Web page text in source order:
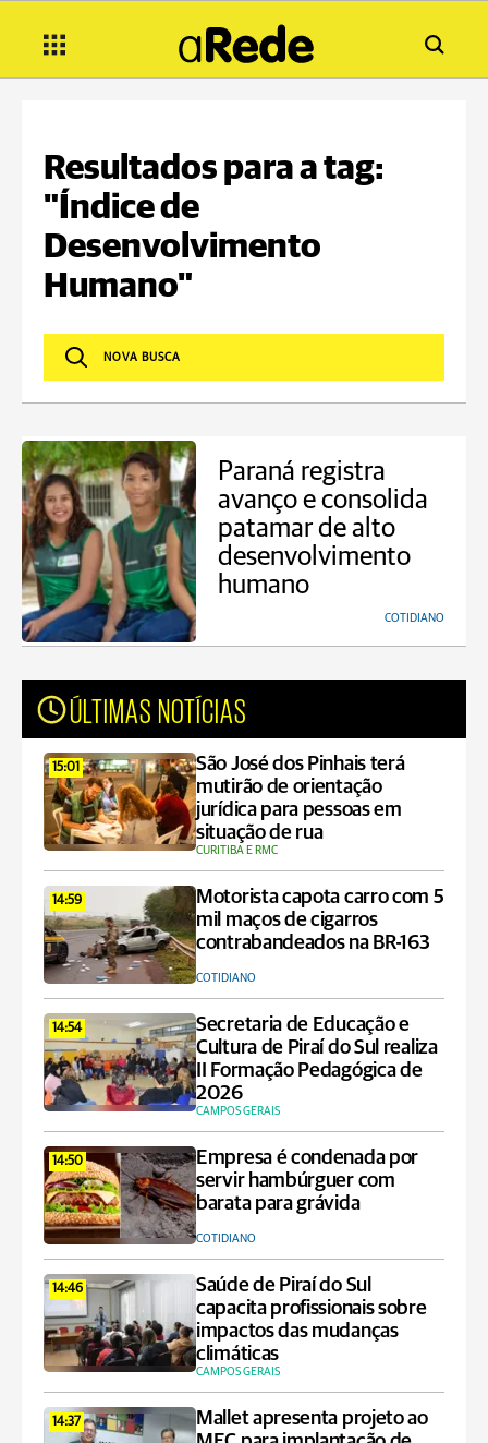
Resultados para a tag:
"Índice de
Desenvolvimento
Humano"
Paraná registra
avanço e consolida
patamar de alto
desenvolvimento
humano
COTIDIANO
ÚLTIMAS NOTÍCIAS
15:01
São José dos Pinhais terá
mutirão de orientação
jurídica para pessoas em
situação de rua
CURITIBA E RMC
14:59
Motorista capota carro com 5
mil maços de cigarros
contrabandeados na BR-163
COTIDIANO
14:54
Secretaria de Educação e
Cultura de Piraí do Sul realiza
II Formação Pedagógica de
2026
CAMPOS GERAIS
14:50
Empresa é condenada por
servir hambúrguer com
barata para grávida
COTIDIANO
14:46
Saúde de Piraí do Sul
capacita profissionais sobre
impactos das mudanças
climáticas
CAMPOS GERAIS
14:37
Mallet apresenta projeto ao